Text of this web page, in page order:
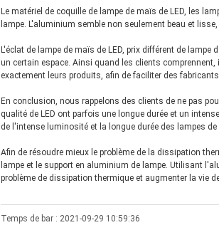
Le matériel de coquille de lampe de maïs de LED, les
lampe. L'aluminium semble non seulement beau et
L'éclat de lampe de maïs de LED, prix différent de
un certain espace. Ainsi quand les clients
exactement leurs produits, afin de faciliter des
En conclusion, nous rappelons des clients de ne pas
qualité de LED ont parfois une longue durée et un
de l'intense luminosité et la longue durée des lampes de
Afin de résoudre mieux le problème de la dissipation
lampe et le support en aluminium de lampe. Utilisant
problème de dissipation thermique et augmenter la vie
Temps de bar : 2021-09-29 10:59:36